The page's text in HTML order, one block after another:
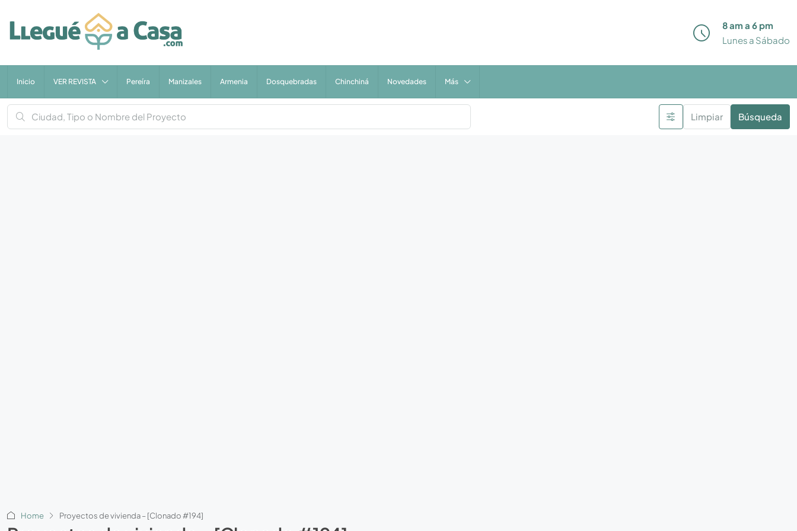
8 am a 6 pm
Lunes a Sábado
Inicio VER REVISTA Pereíra Manizales Armenia Dosquebradas Chinchiná Novedades Más
Limpiar Búsqueda
Home Proyectos de vivienda – [Clonado #194]